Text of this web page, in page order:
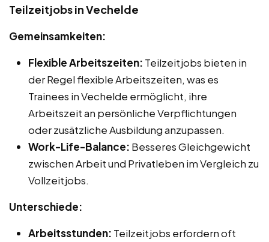
Teilzeitjobs in Vechelde
Gemeinsamkeiten:
Flexible Arbeitszeiten: Teilzeitjobs bieten in
der Regel flexible Arbeitszeiten, was es
Trainees in Vechelde ermöglicht, ihre
Arbeitszeit an persönliche Verpflichtungen
oder zusätzliche Ausbildung anzupassen.
Work-Life-Balance: Besseres Gleichgewicht
zwischen Arbeit und Privatleben im Vergleich zu
Vollzeitjobs.
Unterschiede:
Arbeitsstunden: Teilzeitjobs erfordern oft